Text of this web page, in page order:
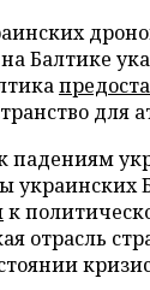
Балтике
для
падениям
украинских
к
отрасль